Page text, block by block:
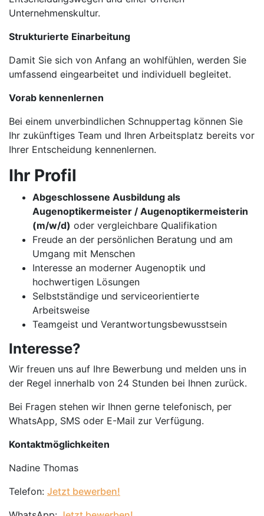
Unternehmenskultur.
Strukturierte Einarbeitung
Damit Sie sich von Anfang an wohlfühlen, werden Sie
umfassend eingearbeitet und individuell begleitet.
Vorab kennenlernen
Bei einem unverbindlichen Schnuppertag können Sie
Ihr zukünftiges Team und Ihren Arbeitsplatz bereits vor
Ihrer Entscheidung kennenlernen.
Ihr Profil
Abgeschlossene Ausbildung als
Augenoptikermeister / Augenoptikermeisterin
(m/w/d) oder vergleichbare Qualifikation
Freude an der persönlichen Beratung und am
Umgang mit Menschen
Interesse an moderner Augenoptik und
hochwertigen Lösungen
Selbstständige und serviceorientierte
Arbeitsweise
Teamgeist und Verantwortungsbewusstsein
Interesse?
Wir freuen uns auf Ihre Bewerbung und melden uns in
der Regel innerhalb von 24 Stunden bei Ihnen zurück.
Bei Fragen stehen wir Ihnen gerne telefonisch, per
WhatsApp, SMS oder E-Mail zur Verfügung.
Kontaktmöglichkeiten
Nadine Thomas
Telefon: Jetzt bewerben!